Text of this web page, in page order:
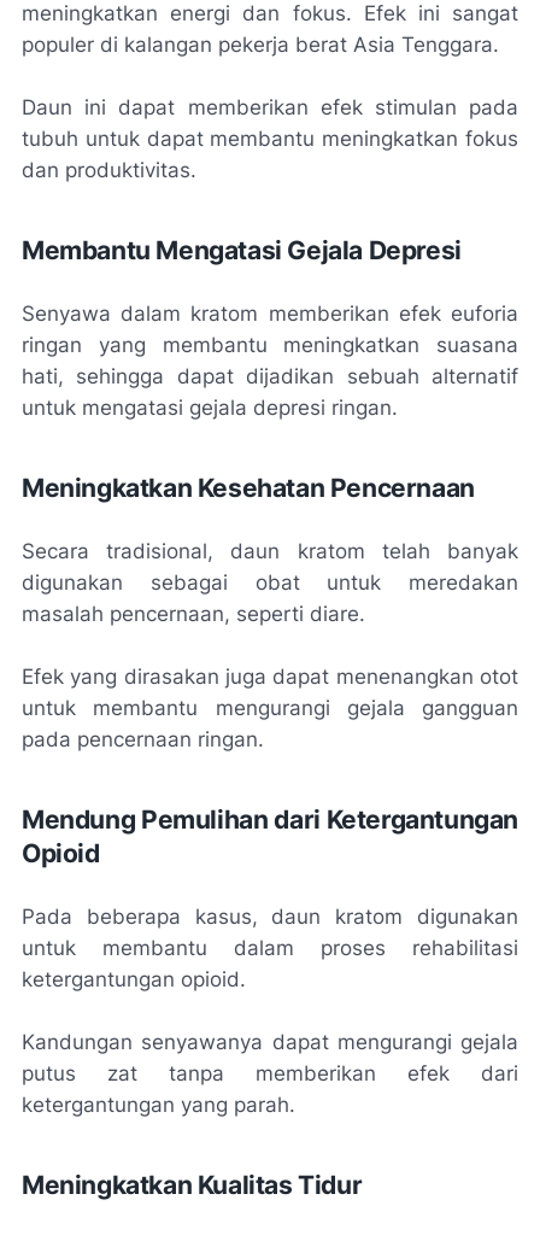
meningkatkan energi dan fokus. Efek ini sangat
populer di kalangan pekerja berat Asia Tenggara.
Daun ini dapat memberikan efek stimulan pada
tubuh untuk dapat membantu meningkatkan fokus
dan produktivitas.
Membantu Mengatasi Gejala Depresi
Senyawa dalam kratom memberikan efek euforia
ringan yang membantu meningkatkan suasana
hati, sehingga dapat dijadikan sebuah alternatif
untuk mengatasi gejala depresi ringan.
Meningkatkan Kesehatan Pencernaan
Secara tradisional, daun kratom telah banyak
digunakan sebagai obat untuk meredakan
masalah pencernaan, seperti diare.
Efek yang dirasakan juga dapat menenangkan otot
untuk membantu mengurangi gejala gangguan
pada pencernaan ringan.
Mendung Pemulihan dari Ketergantungan
Opioid
Pada beberapa kasus, daun kratom digunakan
untuk membantu dalam proses rehabilitasi
ketergantungan opioid.
Kandungan senyawanya dapat mengurangi gejala
putus zat tanpa memberikan efek dari
ketergantungan yang parah.
Meningkatkan Kualitas Tidur